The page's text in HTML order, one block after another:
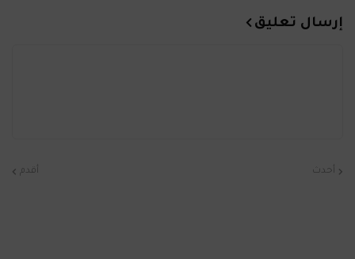
إرسال تعليق
أحدث أقدم